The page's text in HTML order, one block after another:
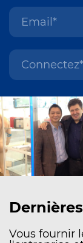
Vous fournir